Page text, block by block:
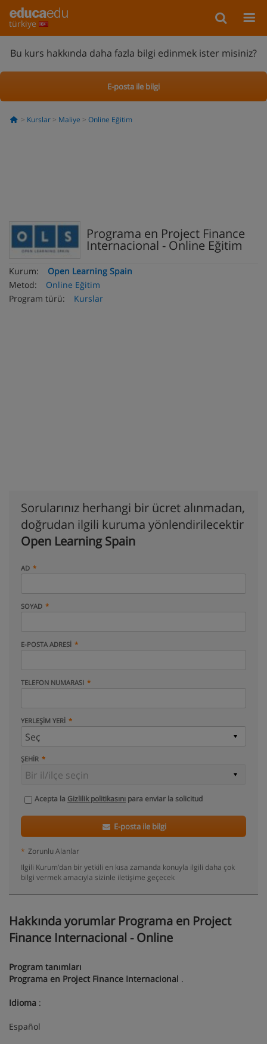
türkiye
Bu kurs hakkında daha fazla bilgi edinmek ister misiniz?
E-posta ile bilgi
Kurslar Maliye Online Eğitim
Programa en Project Finance
Internacional - Online Eğitim
Kurum:
Open Learning Spain
Metod:
Online Eğitim
Program türü:
Kurslar
Sorularınız herhangi bir ücret alınmadan,
doğrudan ilgili kuruma yönlendirilecektir
Open Learning Spain
AD
SOYAD
E-POSTA ADRESI
TELEFON NUMARASI
YERLEŞIM YERI
ŞEHIR
Acepta la Gizlilik politikasını para enviar la solicitud
E-posta ile bilgi
* Zorunlu Alanlar
Ilgili Kurum’dan bir yetkili en kısa zamanda konuyla ilgili daha çok
bilgi vermek amacıyla sizinle iletişime geçecek
Hakkında yorumlar Programa en Project
Finance Internacional - Online
Program tanımları
Programa en Project Finance Internacional .
Idioma :
Español